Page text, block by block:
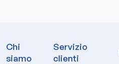
Chi
siamo
Servizio
clienti